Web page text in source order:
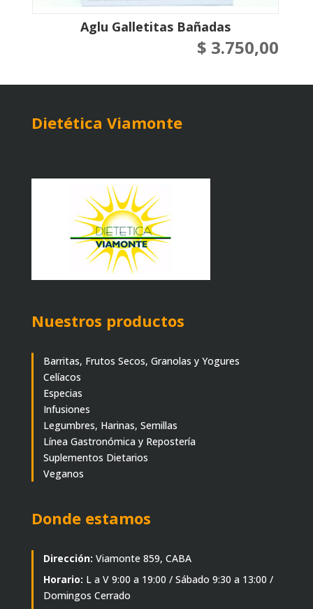
Aglu Galletitas Bañadas
$ 3.750,00
Dietética Viamonte
Nuestros productos
Barritas, Frutos Secos, Granolas y Yogures
Celíacos
Especias
Infusiones
Legumbres, Harinas, Semillas
Línea Gastronómica y Repostería
Suplementos Dietarios
Veganos
Donde estamos
Dirección: Viamonte 859, CABA
Horario: L a V 9:00 a 19:00 / Sábado 9:30 a 13:00 /
Domingos Cerrado